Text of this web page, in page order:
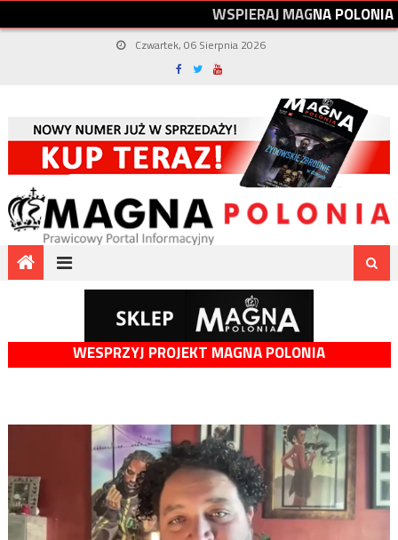
WSPIERAJMAGNAPOLONIA
Czwartek, 06 Sierpnia 2026
WESPRZYJ PROJEKT MAGNA POLONIA